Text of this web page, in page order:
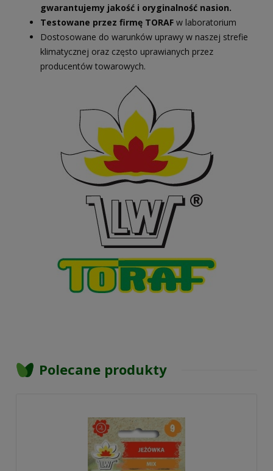
gwarantujemy jakość i oryginalność nasion.
Testowane przez firmę TORAF w laboratorium
Dostosowane do warunków uprawy w naszej strefie
klimatycznej oraz często uprawianych przez
producentów towarowych.
Polecane produkty